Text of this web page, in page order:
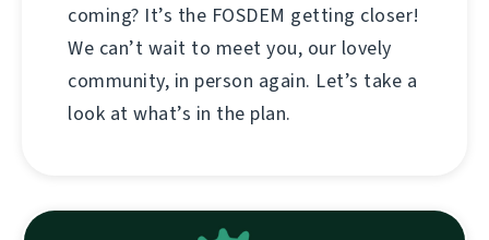
coming? It’s the FOSDEM getting closer!
We can’t wait to meet you, our lovely
community, in person again. Let’s take a
look at what’s in the plan.